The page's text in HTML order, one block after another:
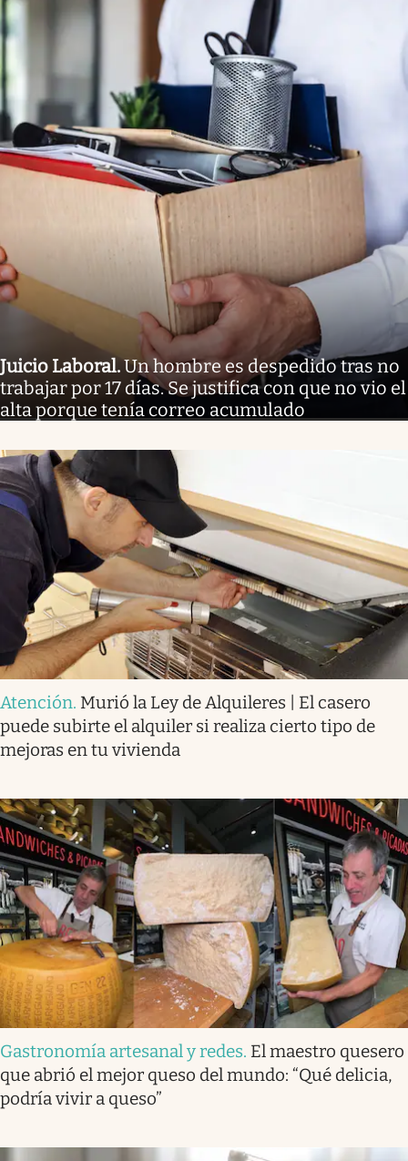
Juicio Laboral.Un hombre es despedido tras no
trabajar por 17 días. Se justifica con que no vio el
alta porque tenía correo acumulado
Atención. Murió la Ley de Alquileres | El casero
puede subirte el alquiler si realiza cierto tipo de
mejoras en tu vivienda
Gastronomía artesanal y redes. El maestro quesero
que abrió el mejor queso del mundo: “Qué delicia,
podría vivir a queso”